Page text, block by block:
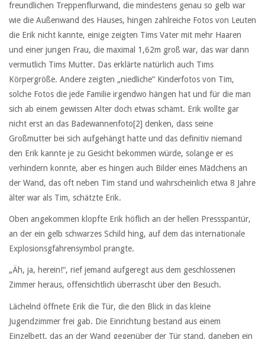
freundlichen Treppenflurwand, die mindestens genau so gelb war
wie die Außenwand des Hauses, hingen zahlreiche Fotos von Leuten
die Erik nicht kannte, einige zeigten Tims Vater mit mehr Haaren
und einer jungen Frau, die maximal 1,62m groß war, das war dann
vermutlich Tims Mutter. Das erklärte natürlich auch Tims
Körpergröße. Andere zeigten „niedliche“ Kinderfotos von Tim,
solche Fotos die jede Familie irgendwo hängen hat und für die man
sich ab einem gewissen Alter doch etwas schämt. Erik wollte gar
nicht erst an das Badewannenfoto[2] denken, dass seine
Großmutter bei sich aufgehängt hatte und das definitiv niemand
den Erik kannte je zu Gesicht bekommen würde, solange er es
verhindern konnte, aber es hingen auch Bilder eines Mädchens an
der Wand, das oft neben Tim stand und wahrscheinlich etwa 8 Jahre
älter war als Tim, schätzte Erik.
Oben angekommen klopfte Erik höflich an der hellen Pressspantür,
an der ein gelb schwarzes Schild hing, auf dem das internationale
Explosionsgfahrensymbol prangte.
„Äh, ja, herein!“, rief jemand aufgeregt aus dem geschlossenen
Zimmer heraus, offensichtlich überrascht über den Besuch.
Lächelnd öffnete Erik die Tür, die den Blick in das kleine
Jugendzimmer frei gab. Die Einrichtung bestand aus einem
Einzelbett, das an der Wand gegenüber der Tür stand, daneben ein